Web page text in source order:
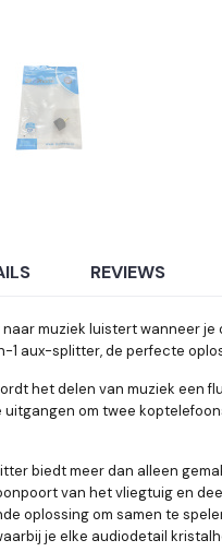
REVIEWS
muziek luistert wanneer
1 aux-splitter, de perfecte
het delen van muziek een
om twee
biedt meer dan alleen
van het vliegtuig en
oplossing om samen te
je elke audiodetail